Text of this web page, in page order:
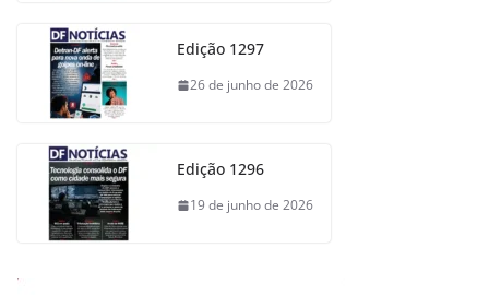
Edição 1297
26 de junho de 2026
Edição 1296
19 de junho de 2026